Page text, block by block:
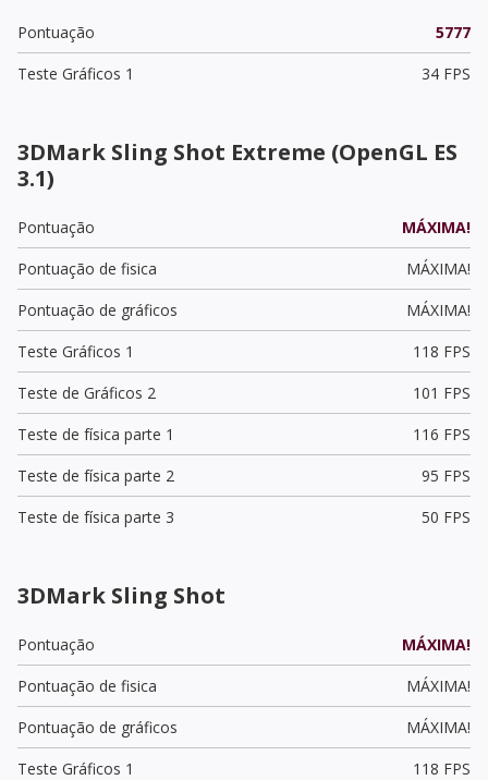
Pontuação
5777
Teste Gráficos 1
34 FPS
3DMark Sling Shot Extreme (OpenGL ES
3.1)
Pontuação
MÁXIMA!
Pontuação de fisica
MÁXIMA!
Pontuação de gráficos
MÁXIMA!
Teste Gráficos 1
118 FPS
Teste de Gráficos 2
101 FPS
Teste de física parte 1
116 FPS
Teste de física parte 2
95 FPS
Teste de física parte 3
50 FPS
3DMark Sling Shot
Pontuação
MÁXIMA!
Pontuação de fisica
MÁXIMA!
Pontuação de gráficos
MÁXIMA!
Teste Gráficos 1
118 FPS